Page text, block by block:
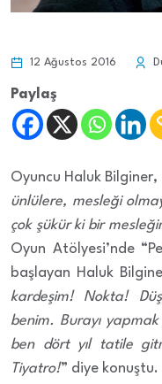
12 Ağustos 2016
Paylaş
Oyuncu Haluk Bilginer,
ünlülere, mesleği
çok şükür ki bir
Oyun Atölyesi’nde
başlayan Haluk
kardeşim! Nokta!
benim. Burayı
ben dört yıl tatile
Tiyatro!” diye konuştu.